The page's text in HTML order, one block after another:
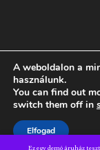
Ez egy demó áruház
Rólam
A weboldalon a
használunk.
You can find out
switch them off in
Elfogad